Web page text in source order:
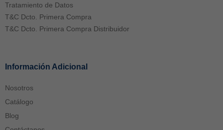
Tratamiento de Datos
T&C Dcto. Primera Compra
T&C Dcto. Primera Compra Distribuidor
Información Adicional
Nosotros
Catálogo
Blog